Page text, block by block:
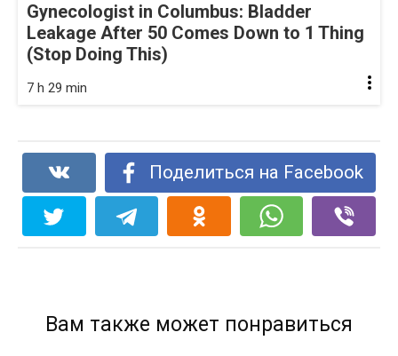
Gynecologist in Columbus: Bladder
Leakage After 50 Comes Down to 1 Thing
(Stop Doing This)
7 h 29 min
Поделиться на Facebook
Вам также может понравиться